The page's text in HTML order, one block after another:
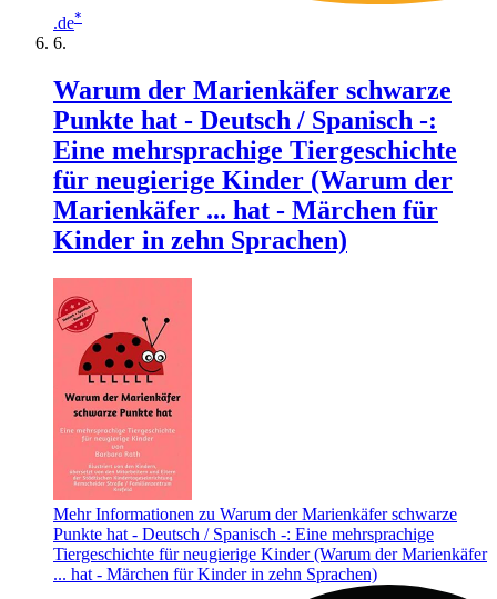
.de*
Warum der Marienkäfer schwarze
Punkte hat - Deutsch / Spanisch -:
Eine mehrsprachige Tiergeschichte
für neugierige Kinder (Warum der
Marienkäfer ... hat - Märchen für
Kinder in zehn Sprachen)
Mehr Informationen zu Warum der Marienkäfer schwarze
Punkte hat - Deutsch / Spanisch -: Eine mehrsprachige
Tiergeschichte für neugierige Kinder (Warum der Marienkäfer
... hat - Märchen für Kinder in zehn Sprachen)